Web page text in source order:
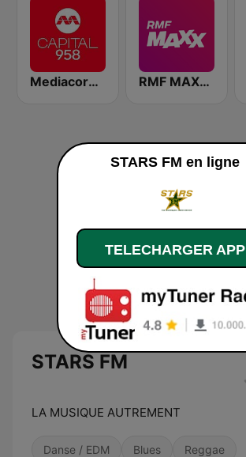
Mediacorp CAPITAL 958 RMF MAXXX
STARS FM
LA MUSIQUE AUTREMENT
Danse / EDM Blues Reggae
STARS FM en ligne
TELECHARGER APP